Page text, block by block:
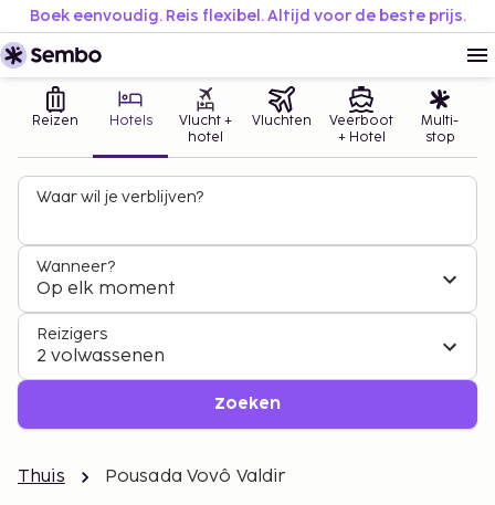
Boek eenvoudig. Reis flexibel. Altijd voor de beste prijs.
Reizen Hotels
Vlucht +
hotel
Vluchten
Veerboot
+ Hotel
Multi-
stop
Waar wil je verblijven?
Wanneer?
Op elk moment
Reizigers
2 volwassenen
Zoeken
Thuis Pousada Vovô Valdir